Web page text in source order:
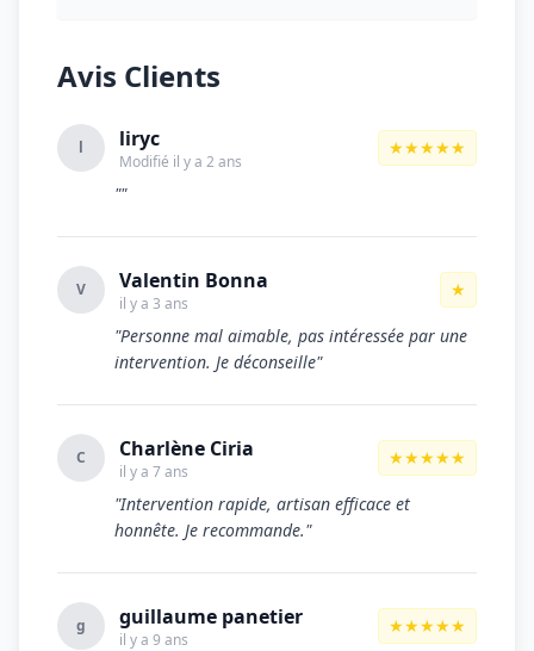
Avis Clients
l liryc
Modifié il y a 2 ans
★★★★★
""
V Valentin Bonna
il y a 3 ans
★
"Personne mal aimable, pas intéressée par une
intervention. Je déconseille"
C Charlène Ciria
il y a 7 ans
★★★★★
"Intervention rapide, artisan efficace et
honnête. Je recommande."
g guillaume panetier
il y a 9 ans
★★★★★